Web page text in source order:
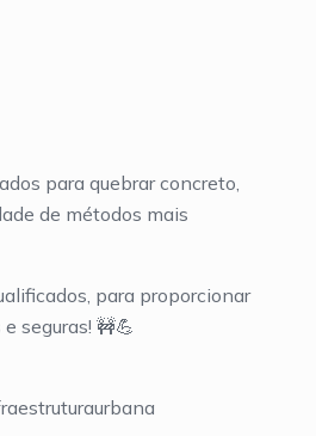
para quebrar concreto,
de métodos mais
para proporcionar
seguras! 🚧💪